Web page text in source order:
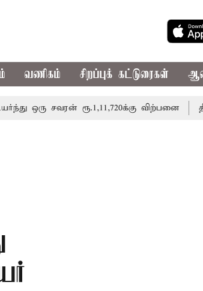
வணிகம் சிறப்புக் கட்டுரைகள்
சவரன் ரூ.1,11,720க்கு விற்பனை